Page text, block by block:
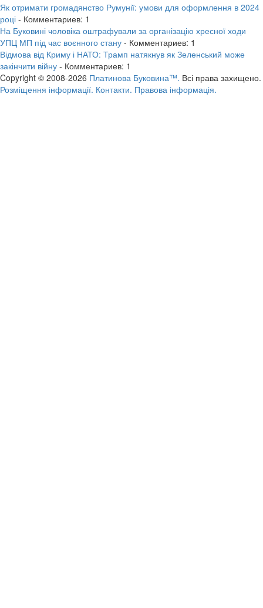
Як отримати громадянство Румунії: умови для оформлення в 2024
році - Комментариев: 1
На Буковині чоловіка оштрафували за організацію хресної ходи
УПЦ МП під час воєнного стану - Комментариев: 1
Відмова від Криму і НАТО: Трамп натякнув як Зеленський може
закінчити війну - Комментариев: 1
Copyright © 2008-2026 Платинова Буковина™. Всі права захищено.
Розміщення інформації. Контакти. Правова інформація.